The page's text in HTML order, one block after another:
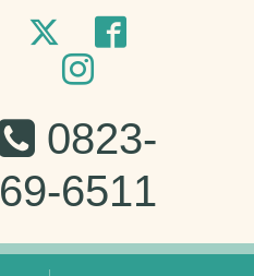
0823-
69-6511